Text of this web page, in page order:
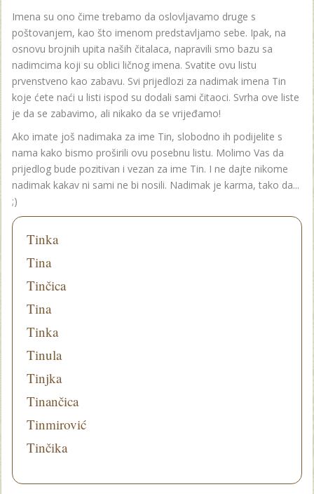
Imena su ono čime trebamo da oslovljavamo druge s
poštovanjem, kao što imenom predstavljamo sebe. Ipak, na
osnovu brojnih upita naših čitalaca, napravili smo bazu sa
nadimcima koji su oblici ličnog imena. Svatite ovu listu
prvenstveno kao zabavu. Svi prijedlozi za nadimak imena Tin
koje ćete naći u listi ispod su dodali sami čitaoci. Svrha ove liste
je da se zabavimo, ali nikako da se vrijeđamo!
Ako imate još nadimaka za ime Tin, slobodno ih podijelite s
nama kako bismo proširili ovu posebnu listu. Molimo Vas da
prijedlog bude pozitivan i vezan za ime Tin. I ne dajte nikome
nadimak kakav ni sami ne bi nosili. Nadimak je karma, tako da...
;)
Tinka
Tina
Tinčica
Tina
Tinka
Tinula
Tinjka
Tinančica
Tinmirović
Tinčika